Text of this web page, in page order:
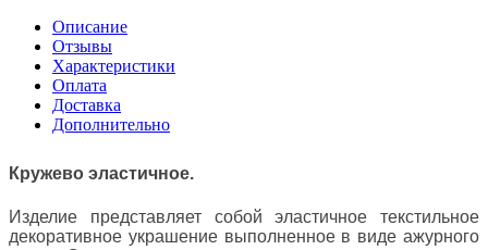
Описание
Отзывы
Характеристики
Оплата
Доставка
Дополнительно
Кружево эластичное.
Изделие представляет собой эластичное текстильное
декоративное украшение выполненное в виде ажурного